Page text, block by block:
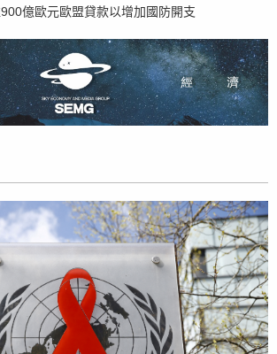
億歐元歐盟貸款以增加國防開支